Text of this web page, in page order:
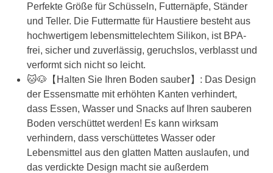
Perfekte Größe für Schüsseln, Futternäpfe, Ständer
und Teller. Die Futtermatte für Haustiere besteht aus
hochwertigem lebensmittelechtem Silikon, ist BPA-
frei, sicher und zuverlässig, geruchslos, verblasst und
verformt sich nicht so leicht.
🐱🐶【Halten Sie Ihren Boden sauber】: Das Design
der Essensmatte mit erhöhten Kanten verhindert,
dass Essen, Wasser und Snacks auf Ihren sauberen
Boden verschüttet werden! Es kann wirksam
verhindern, dass verschüttetes Wasser oder
Lebensmittel aus den glatten Matten auslaufen, und
das verdickte Design macht sie außerdem